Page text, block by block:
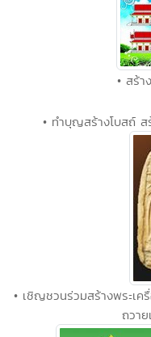
• สร้า
• ทำบุญสร้างโบสถ์ ส
• เชิญชวนร่วมสร้างพระเ
ถวา